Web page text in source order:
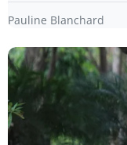
Pauline Blanchard